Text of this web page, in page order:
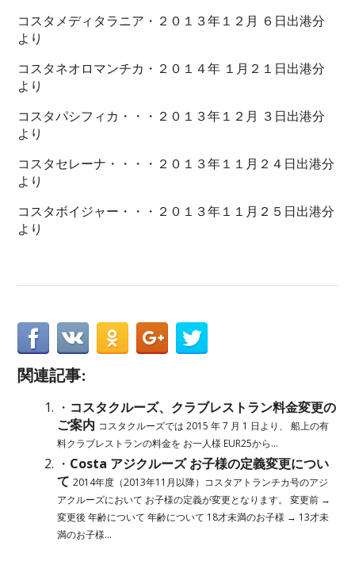
コスタメディタラニア・２０１３年１２月 ６日出港分
より
コスタネオロマンチカ・２０１４年 １月２１日出港分
より
コスタパシフィカ・・・２０１３年１２月 ３日出港分
より
コスタセレーナ・・・・２０１３年１１月２４日出港分
より
コスタボイジャー・・・２０１３年１１月２５日出港分
より
関連記事:
・ コスタクルーズ、クラブレストラン料金変更の
ご案内 コスタクルーズでは 2015 年 7 月 1 日より、 船上の有
料クラブレストランの料金を お一人様 EUR25から...
・ Costa アジクルーズ お子様の定義変更につい
て 2014年度（2013年11月以降）コスタアトランチカ号のアジ
アクルーズにおいて お子様の定義が変更となります。 変更前 →
変更後 年齢について 年齢について 18才未満のお子様 → 13才未
満のお子様...